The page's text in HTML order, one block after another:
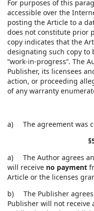
For purposes of this
accessible over the
posting the Article to a
does not constitute prior
copy indicates that the
designating such copy to
“work-in-progress”. The
Publisher, its licensees
action, or proceeding
of any warranty
a) The agreement was
a) The Author agrees
will receive no payment
Article or the licenses
b) The Publisher agrees
Publisher will not